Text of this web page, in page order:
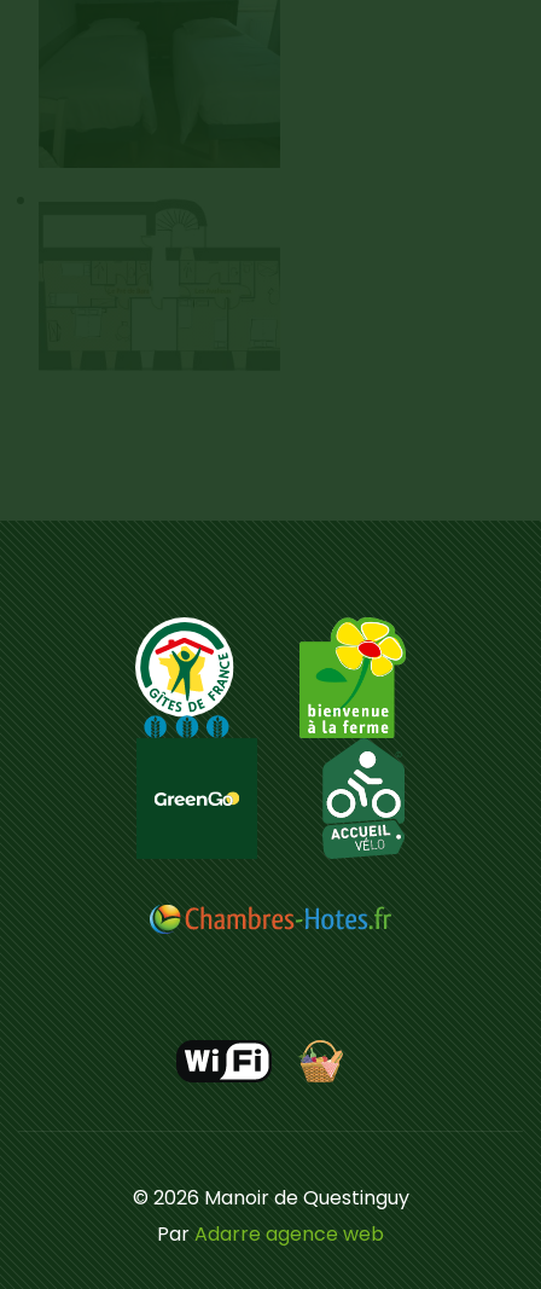
© 2026 Manoir de Questinguy
ParAdarre agence web